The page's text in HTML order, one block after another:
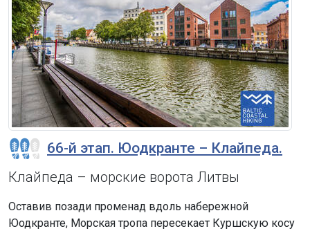
66-й этап. Юодкранте – Клайпеда.
Клайпеда – морские ворота Литвы
Оставив позади променад вдоль набережной
Юодкранте, Морская тропа пересекает Куршскую косу